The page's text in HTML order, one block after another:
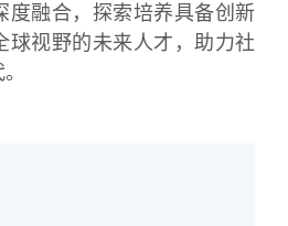
度融合，探索培养具备创新
球视野的未来人才，助力社